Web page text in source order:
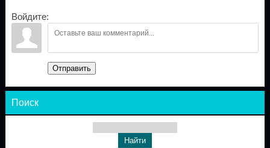
Войдите:
Отправить
Поиск